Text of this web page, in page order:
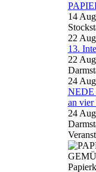
14
22
13.
22
24
NEDE
an vier
24